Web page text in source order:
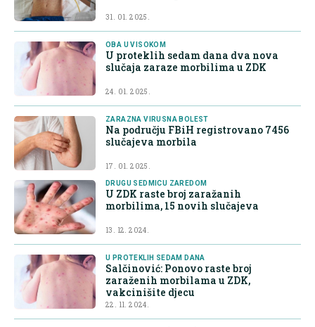
31. 01. 2025.
OBA U VISOKOM
U proteklih sedam dana dva nova
slučaja zaraze morbilima u ZDK
24. 01. 2025.
ZARAZNA VIRUSNA BOLEST
Na području FBiH registrovano 7456
slučajeva morbila
17. 01. 2025.
DRUGU SEDMICU ZAREDOM
U ZDK raste broj zaražanih
morbilima, 15 novih slučajeva
13. 12. 2024.
U PROTEKLIH SEDAM DANA
Salčinović: Ponovo raste broj
zaraženih morbilama u ZDK,
vakcinišite djecu
22. 11. 2024.